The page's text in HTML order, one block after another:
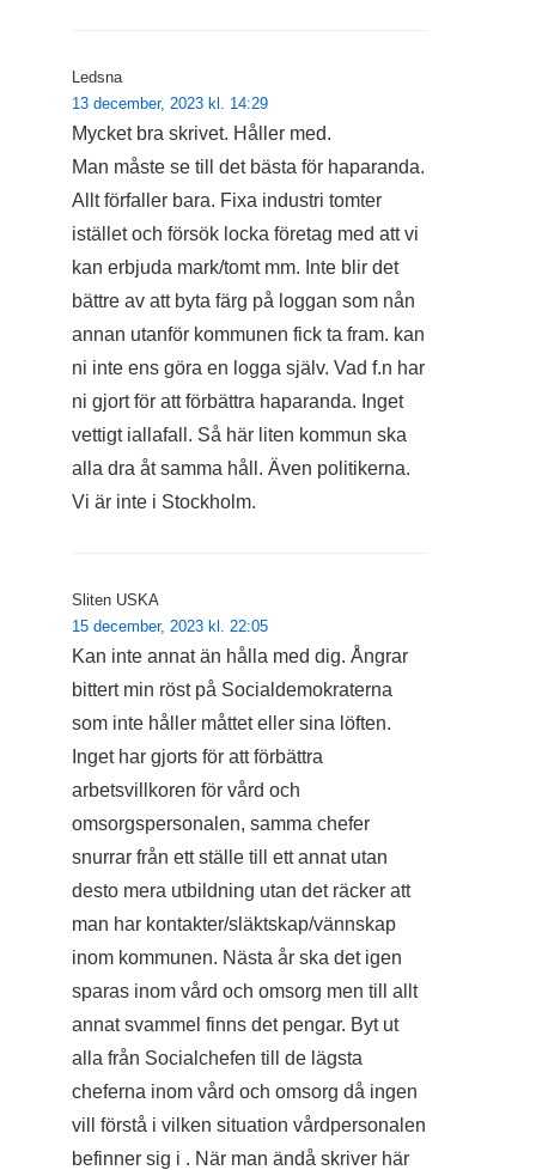
Ledsna
13 december, 2023 kl. 14:29
Mycket bra skrivet. Håller med.
Man måste se till det bästa för haparanda.
Allt förfaller bara. Fixa industri tomter
istället och försök locka företag med att vi
kan erbjuda mark/tomt mm. Inte blir det
bättre av att byta färg på loggan som nån
annan utanför kommunen fick ta fram. kan
ni inte ens göra en logga själv. Vad f.n har
ni gjort för att förbättra haparanda. Inget
vettigt iallafall. Så här liten kommun ska
alla dra åt samma håll. Även politikerna.
Vi är inte i Stockholm.
Sliten USKA
15 december, 2023 kl. 22:05
Kan inte annat än hålla med dig. Ångrar
bittert min röst på Socialdemokraterna
som inte håller måttet eller sina löften.
Inget har gjorts för att förbättra
arbetsvillkoren för vård och
omsorgspersonalen, samma chefer
snurrar från ett ställe till ett annat utan
desto mera utbildning utan det räcker att
man har kontakter/släktskap/vännskap
inom kommunen. Nästa år ska det igen
sparas inom vård och omsorg men till allt
annat svammel finns det pengar. Byt ut
alla från Socialchefen till de lägsta
cheferna inom vård och omsorg då ingen
vill förstå i vilken situation vårdpersonalen
befinner sig i . När man ändå skriver här